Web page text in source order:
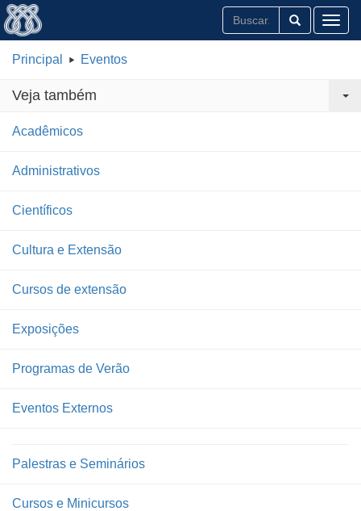
Principal Eventos
Veja também
Acadêmicos
Administrativos
Científicos
Cultura e Extensão
Cursos de extensão
Exposições
Programas de Verão
Eventos Externos
Palestras e Seminários
Cursos e Minicursos